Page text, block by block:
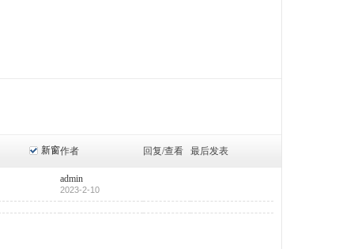
新窗作者 回复/查看 最后发表
admin
2023-2-10